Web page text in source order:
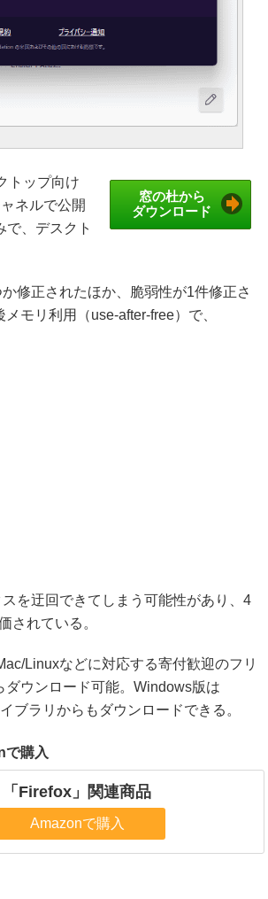
窓の杜から
ダウンロード
トップ向け
ネルで公開
で、デスクト
修正されたほか、脆弱性が1件修正さ
モリ利用（use-after-free）で、
を迂回できてしまう可能性があり、4
されている。
Linuxなどに対応する寄付歓迎のフリ
ウンロード可能。Windows版は
ブラリからもダウンロードできる。
で購入
「Firefox」関連商品
Amazonで購入